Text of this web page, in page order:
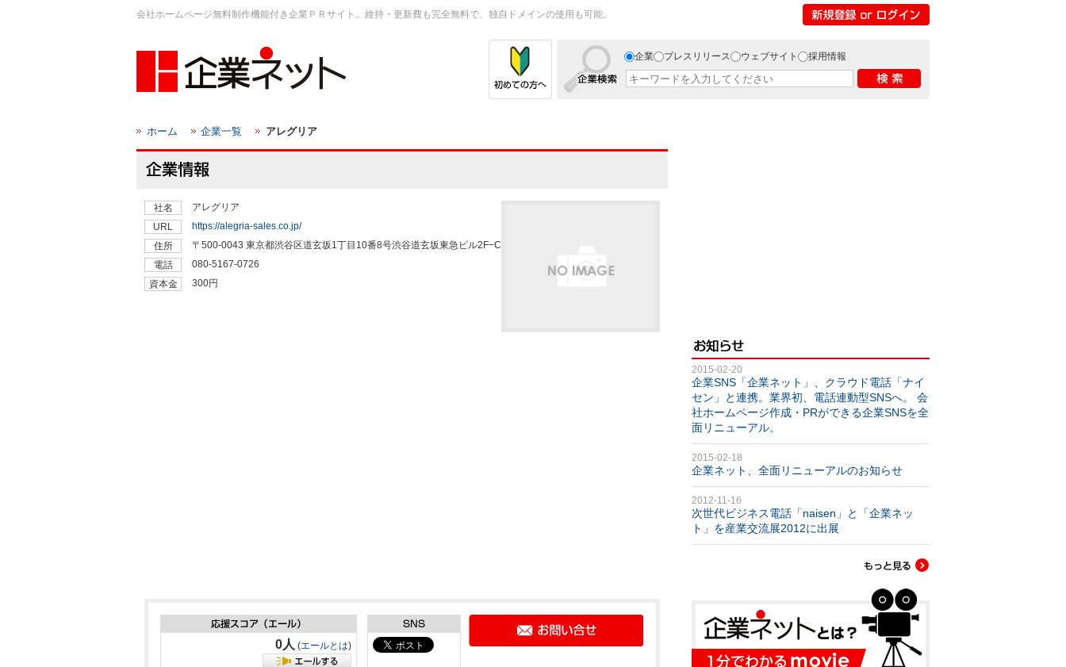
会社ホームページ無料制作機能付き企業ＰＲサイト。維持・更新費も完全無料で、独自ドメインの使用も可能。
企業 プレスリリース ウェブサイト 採用情報
ホーム 企業一覧 アレグリア
社名
アレグリア
URL
https://alegria-sales.co.jp/
住所
〒500-0043 東京都渋谷区道玄坂1丁目10番8号渋谷道玄坂東急ビル2F−C
電話
080-5167-0726
資本金
300円
0人 (エールとは)
2015-02-20
企業SNS「企業ネット」、クラウド電話「ナイ
セン」と連携。業界初、電話連動型SNSへ。 会
社ホームページ作成・PRができる企業SNSを全
面リニューアル。
2015-02-18
企業ネット、全面リニューアルのお知らせ
2012-11-16
次世代ビジネス電話「naisen」と「企業ネッ
ト」を産業交流展2012に出展